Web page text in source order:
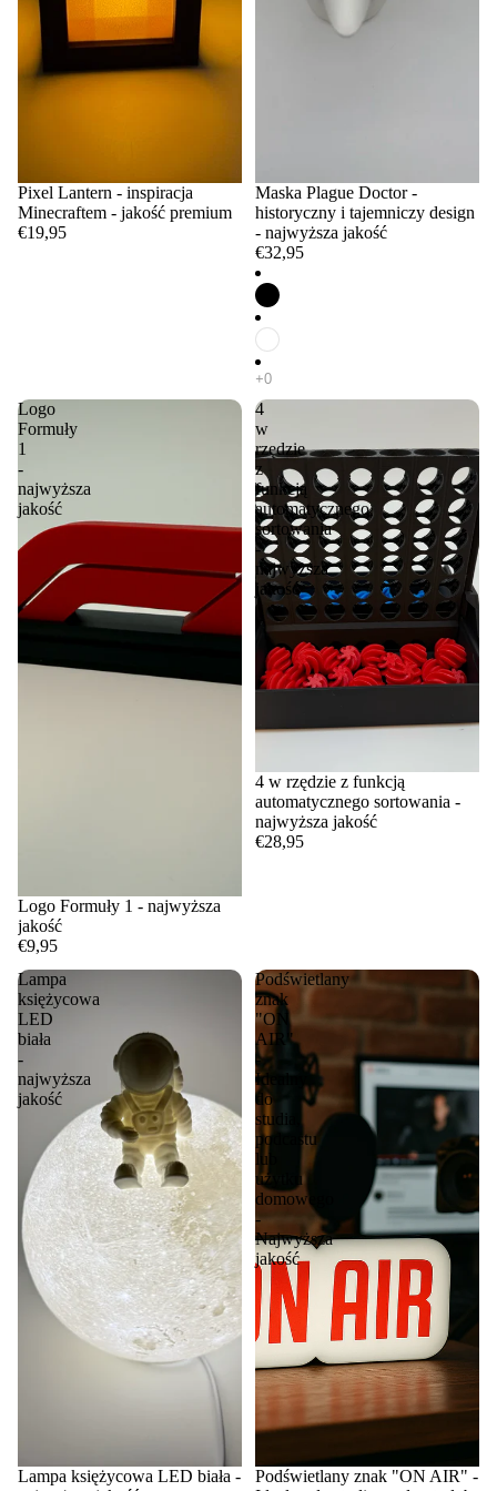
Pixel Lantern - inspiracja
Minecraftem - jakość premium
€19,95
Maska Plague Doctor -
historyczny i tajemniczy design
- najwyższa jakość
€32,95
Logo
Formuły
1
-
najwyższa
jakość
Logo Formuły 1 - najwyższa
jakość
€9,95
4
w
rzędzie
z
funkcją
automatycznego
sortowania
-
najwyższa
jakość
4 w rzędzie z funkcją
automatycznego sortowania -
najwyższa jakość
€28,95
Lampa
księżycowa
LED
biała
-
najwyższa
jakość
Lampa księżycowa LED biała -
Podświetlany
znak
"ON
AIR"
-
Idealny
do
studia,
podcastu
lub
użytku
domowego
-
Najwyższa
jakość
Podświetlany znak "ON AIR" -